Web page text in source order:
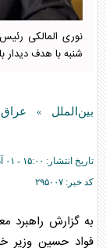
نوری المالکی
شنبه با هدف دیدار
بین‌الملل » عراق
تاریخ انتشار: ۱۵:۰۰ - ۰۱ آذر ۱۴۰۴ -
کد خبر: ۲۹۵۰۰۷
به گزارش راهبرد
فواد حسین وزیر